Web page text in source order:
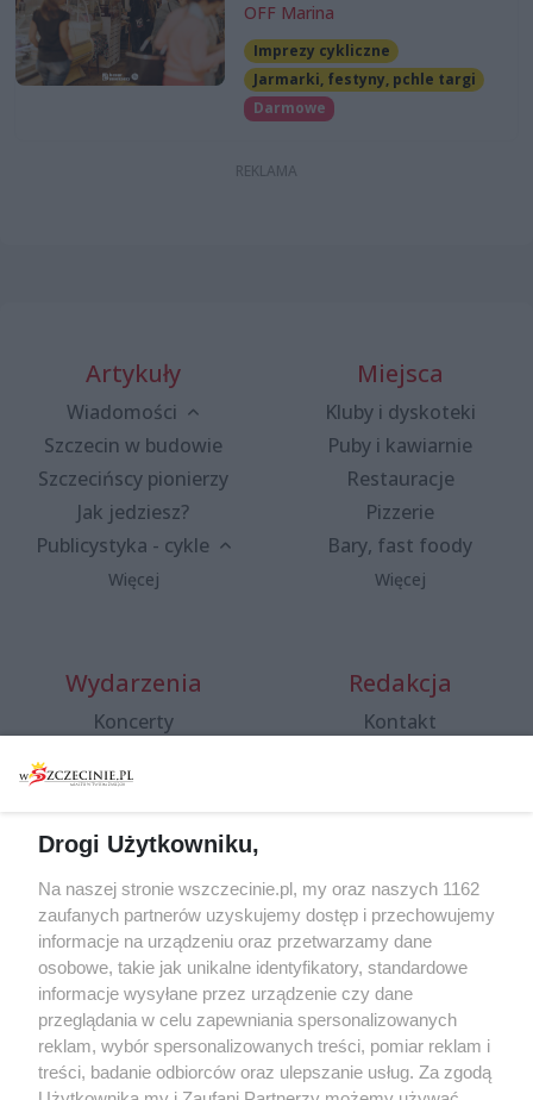
OFF Marina
Imprezy cykliczne
Jarmarki, festyny, pchle targi
Darmowe
Artykuły
Wiadomości
Szczecin w budowie
Szczecińscy pionierzy
Jak jedziesz?
Publicystyka - cykle
Więcej
Miejsca
Kluby i dyskoteki
Puby i kawiarnie
Restauracje
Pizzerie
Bary, fast foody
Więcej
Wydarzenia
Koncerty
Spacery i oprowadzania
targi
Wernisaże
Więcej
Redakcja
Kontakt
Specjalny koncert z okazji
20. urodzin portalu
wSzczecinie.pl
Regulamin konkursów
śniadaniówka "Hej
Szczecin! Jest piątek!"
Drogi Użytkowniku,
Na naszej stronie wszczecinie.pl, my oraz naszych 1162
zaufanych partnerów uzyskujemy dostęp i przechowujemy
informacje na urządzeniu oraz przetwarzamy dane
osobowe, takie jak unikalne identyfikatory, standardowe
informacje wysyłane przez urządzenie czy dane
przeglądania w celu zapewniania spersonalizowanych
reklam, wybór spersonalizowanych treści, pomiar reklam i
treści, badanie odbiorców oraz ulepszanie usług. Za zgodą